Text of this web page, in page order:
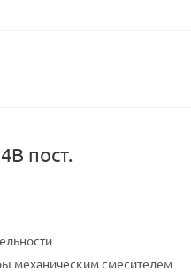
пост.
механическим смесителем